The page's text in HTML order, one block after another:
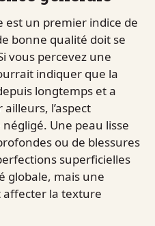
est un premier indice de
bonne qualité doit se
vous percevez une
indiquer que la
longtemps et a
l’aspect
Une peau lisse
ou de blessures
superficielles
globale, mais une
la texture